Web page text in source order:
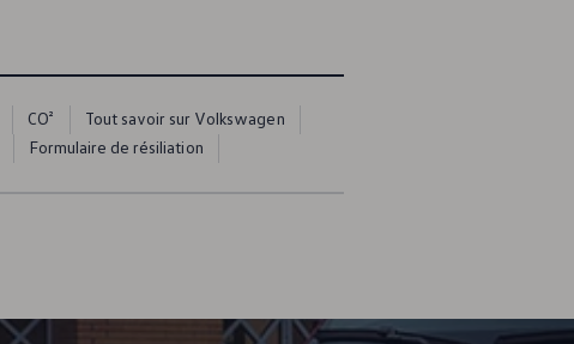
CO²
Tout savoir sur Volkswagen
Formulaire de résiliation